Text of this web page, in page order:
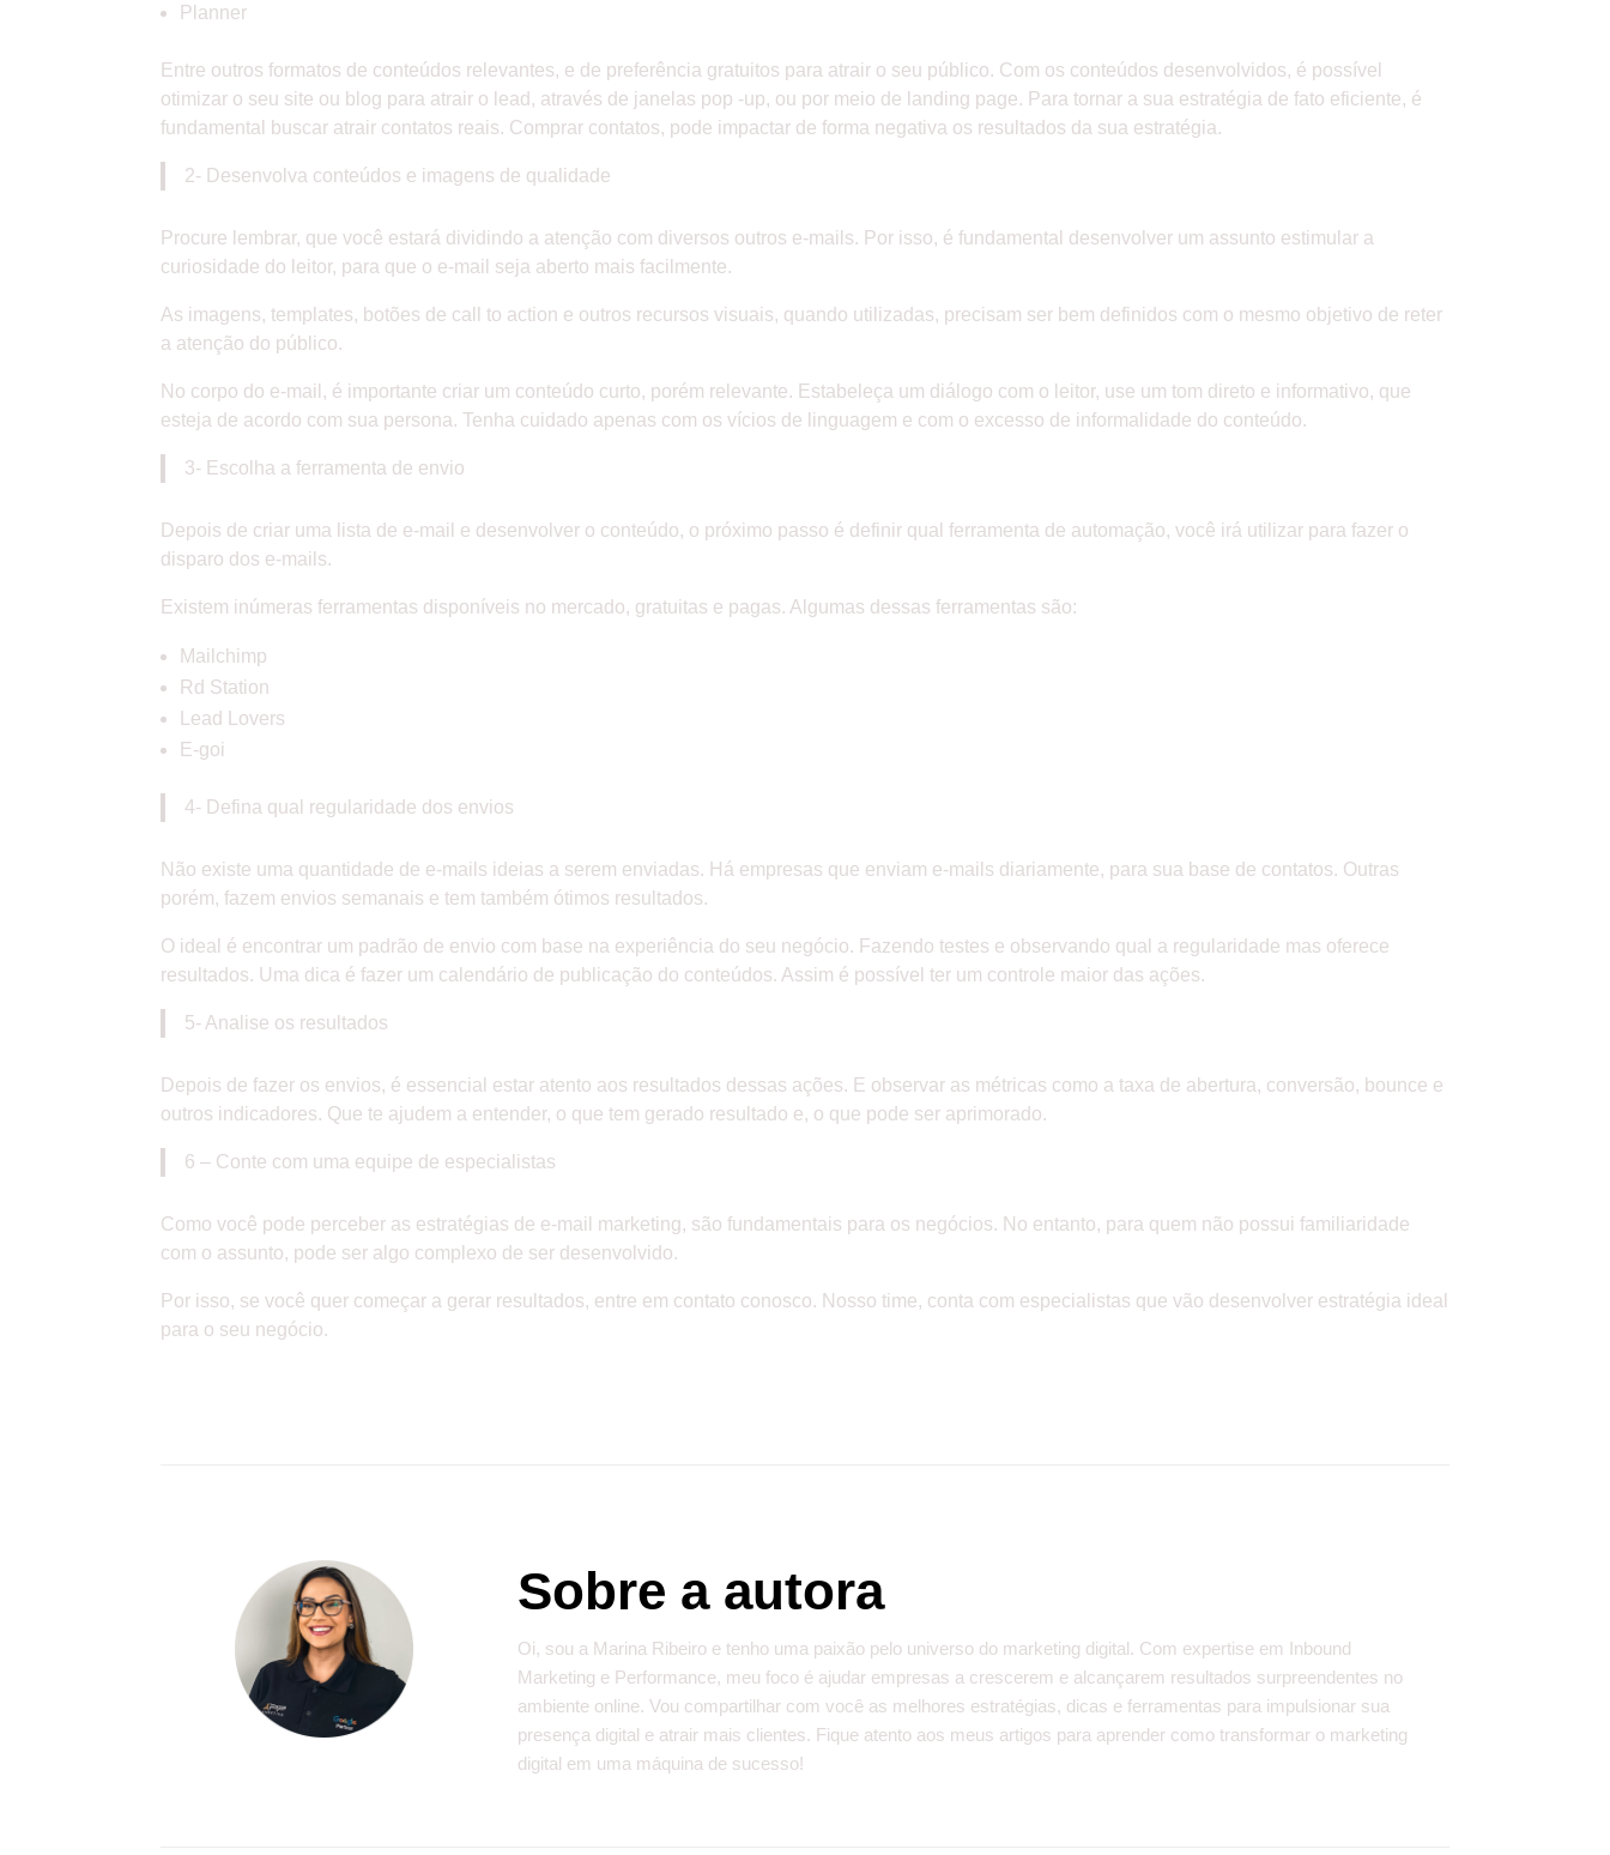
Planner
Entre outros formatos de conteúdos relevantes, e de preferência gratuitos para atrair o seu público. Com os conteúdos desenvolvidos, é possível
otimizar o seu site ou blog para atrair o lead, através de janelas pop -up, ou por meio de landing page. Para tornar a sua estratégia de fato eficiente, é
fundamental buscar atrair contatos reais. Comprar contatos, pode impactar de forma negativa os resultados da sua estratégia.
2- Desenvolva conteúdos e imagens de qualidade
Procure lembrar, que você estará dividindo a atenção com diversos outros e-mails. Por isso, é fundamental desenvolver um assunto estimular a
curiosidade do leitor, para que o e-mail seja aberto mais facilmente.
As imagens, templates, botões de call to action e outros recursos visuais, quando utilizadas, precisam ser bem definidos com o mesmo objetivo de reter
a atenção do público.
No corpo do e-mail, é importante criar um conteúdo curto, porém relevante. Estabeleça um diálogo com o leitor, use um tom direto e informativo, que
esteja de acordo com sua persona. Tenha cuidado apenas com os vícios de linguagem e com o excesso de informalidade do conteúdo.
3- Escolha a ferramenta de envio
Depois de criar uma lista de e-mail e desenvolver o conteúdo, o próximo passo é definir qual ferramenta de automação, você irá utilizar para fazer o
disparo dos e-mails.
Existem inúmeras ferramentas disponíveis no mercado, gratuitas e pagas. Algumas dessas ferramentas são:
Mailchimp
Rd Station
Lead Lovers
E-goi
4- Defina qual regularidade dos envios
Não existe uma quantidade de e-mails ideias a serem enviadas. Há empresas que enviam e-mails diariamente, para sua base de contatos. Outras
porém, fazem envios semanais e tem também ótimos resultados.
O ideal é encontrar um padrão de envio com base na experiência do seu negócio. Fazendo testes e observando qual a regularidade mas oferece
resultados. Uma dica é fazer um calendário de publicação do conteúdos. Assim é possível ter um controle maior das ações.
5- Analise os resultados
Depois de fazer os envios, é essencial estar atento aos resultados dessas ações. E observar as métricas como a taxa de abertura, conversão, bounce e
outros indicadores. Que te ajudem a entender, o que tem gerado resultado e, o que pode ser aprimorado.
6 – Conte com uma equipe de especialistas
Como você pode perceber as estratégias de e-mail marketing, são fundamentais para os negócios. No entanto, para quem não possui familiaridade
com o assunto, pode ser algo complexo de ser desenvolvido.
Por isso, se você quer começar a gerar resultados, entre em contato conosco. Nosso time, conta com especialistas que vão desenvolver estratégia ideal
para o seu negócio.
Sobre a autora
Oi, sou a Marina Ribeiro e tenho uma paixão pelo universo do marketing digital. Com expertise em Inbound
Marketing e Performance, meu foco é ajudar empresas a crescerem e alcançarem resultados surpreendentes no
ambiente online. Vou compartilhar com você as melhores estratégias, dicas e ferramentas para impulsionar sua
presença digital e atrair mais clientes. Fique atento aos meus artigos para aprender como transformar o marketing
digital em uma máquina de sucesso!